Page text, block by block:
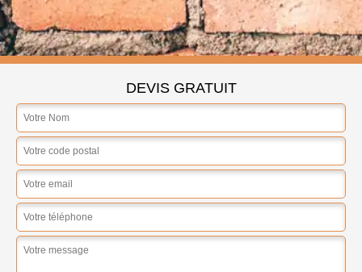
DEVIS GRATUIT